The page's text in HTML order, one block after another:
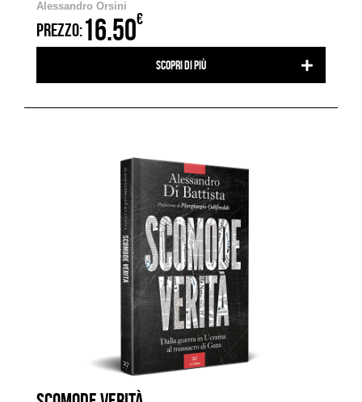
Alessandro Orsini
PREZZO:16.50€
Scopri di più